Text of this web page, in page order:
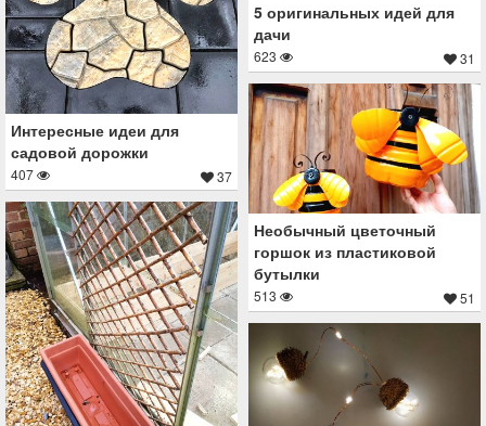
5 оригинальных идей для
дачи
623 31
Интересные идеи для
садовой дорожки
407 37
Необычный цветочный
горшок из пластиковой
бутылки
513 51